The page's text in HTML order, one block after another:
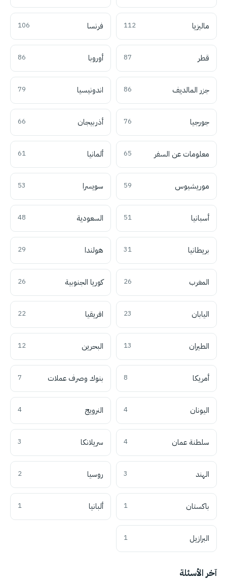
ماليزيا 112 فرنسا 106
قطر 87 أوروبا 86
جزر المالديف 86 اندونيسيا 79
جورجيا 76 أذربيجان 66
معلومات عن السفر 65 ألمانيا 61
موريشيوس 59 سويسرا 53
أسبانيا 51 السعودية 48
بريطانيا 31 هولندا 29
المغرب 26 كوريا الجنوبية 26
اليابان 23 افريقيا 22
الطيران 13 البحرين 12
أمريكا 8 بنوك وصرف عملات 7
اليونان 4 النرويج 4
سلطنة عمان 4 سريلانكا 3
الهند 3 روسيا 2
باكستان 1 ألبانيا 1
البرازيل 1
آخر الأسئلة